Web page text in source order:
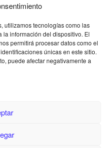
utilizamos tecnologías como las
la información del dispositivo. El
permitirá procesar datos como el
únicas en este sitio.
puede afectar negativamente a
Todos los derechos